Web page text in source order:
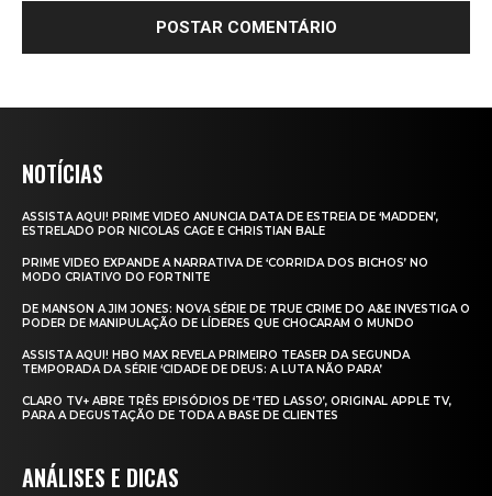
NOTÍCIAS
ASSISTA AQUI! PRIME VIDEO ANUNCIA DATA DE ESTREIA DE ‘MADDEN’,
ESTRELADO POR NICOLAS CAGE E CHRISTIAN BALE
PRIME VIDEO EXPANDE A NARRATIVA DE ‘CORRIDA DOS BICHOS’ NO
MODO CRIATIVO DO FORTNITE
DE MANSON A JIM JONES: NOVA SÉRIE DE TRUE CRIME DO A&E INVESTIGA O
PODER DE MANIPULAÇÃO DE LÍDERES QUE CHOCARAM O MUNDO
ASSISTA AQUI! HBO MAX REVELA PRIMEIRO TEASER DA SEGUNDA
TEMPORADA DA SÉRIE ‘CIDADE DE DEUS: A LUTA NÃO PARA’
CLARO TV+ ABRE TRÊS EPISÓDIOS DE ‘TED LASSO’, ORIGINAL APPLE TV,
PARA A DEGUSTAÇÃO DE TODA A BASE DE CLIENTES
ANÁLISES E DICAS